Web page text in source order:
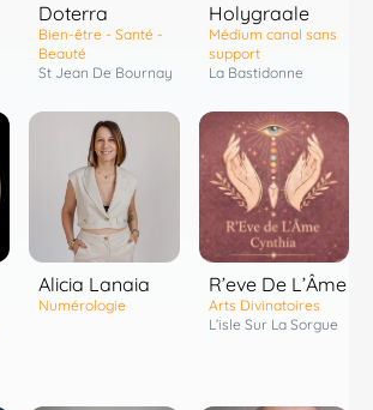
Doterra
Bien-être - Santé -
Beauté
St Jean De Bournay
Holygraale
Médium canal sans
support
La Bastidonne
Alicia Lanaia
Numérologie
R’eve De L’Âme
Arts Divinatoires
L’isle Sur La Sorgue